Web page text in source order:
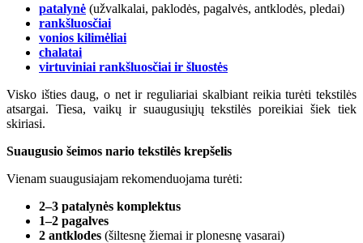
patalynė (užvalkalai, paklodės, pagalvės, antklodės, pledai)
rankšluosčiai
vonios kilimėliai
chalatai
virtuviniai rankšluosčiai ir šluostės
Visko išties daug, o net ir reguliariai skalbiant reikia turėti tekstilės
atsargai. Tiesa, vaikų ir suaugusiųjų tekstilės poreikiai šiek tiek
skiriasi.
Suaugusio šeimos nario tekstilės krepšelis
Vienam suaugusiajam rekomenduojama turėti:
2–3 patalynės komplektus
1–2 pagalves
2 antklodes (šiltesnę žiemai ir plonesnę vasarai)